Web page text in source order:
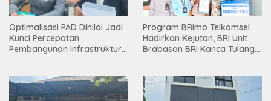
Optimalisasi PAD Dinilai Jadi
Kunci Percepatan
Pembangunan Infrastruktur
Program BRImo Telkomsel
Hadirkan Kejutan, BRI Unit
Brabasan BRI Kanca Tulang
Mesuji